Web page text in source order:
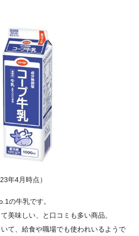
年4月時点）
の牛乳です。
美味しい、と口コミも多い商品。
て、給食や職場でも使われいるようで